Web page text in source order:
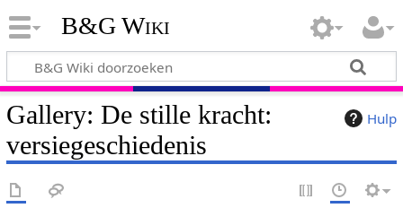
B&G Wiki
Hulp
Gallery: De stille kracht:
versiegeschiedenis